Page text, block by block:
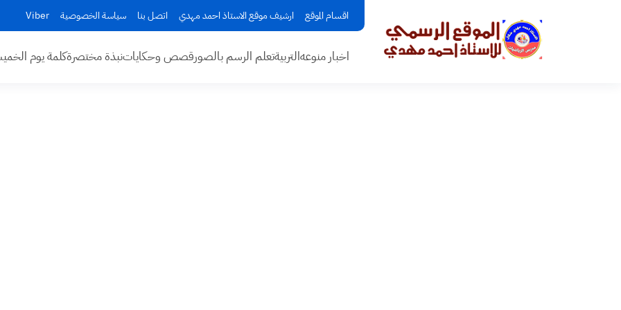
اقسام الموقع ارشيف موقع الاستاذ احمد مهدي اتصل بنا سياسة الخصوصية Viber
اخبار منوعهالتربيةتعلم الرسم بالصورقصص وحكاياتنبذة مختصرةكلمة يوم